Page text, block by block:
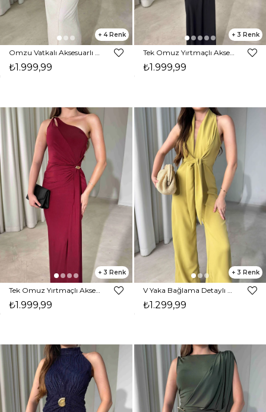
4
₺1.999,99
3
Tek Omuz Yırtmaçlı Aksesuar Detaylı Maxi Boy Siyah Janelle Kadın Elbise 26Y470
₺1.999,99
3
₺1.999,99
3
₺1.299,99